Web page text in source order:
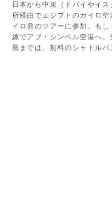
日本から中東（ドバイやイ
所経由でエジプトのカイロ
イロ発のツアーに参加。も
線でアブ・シンベル空港へ
殿までは、無料のシャトルバ